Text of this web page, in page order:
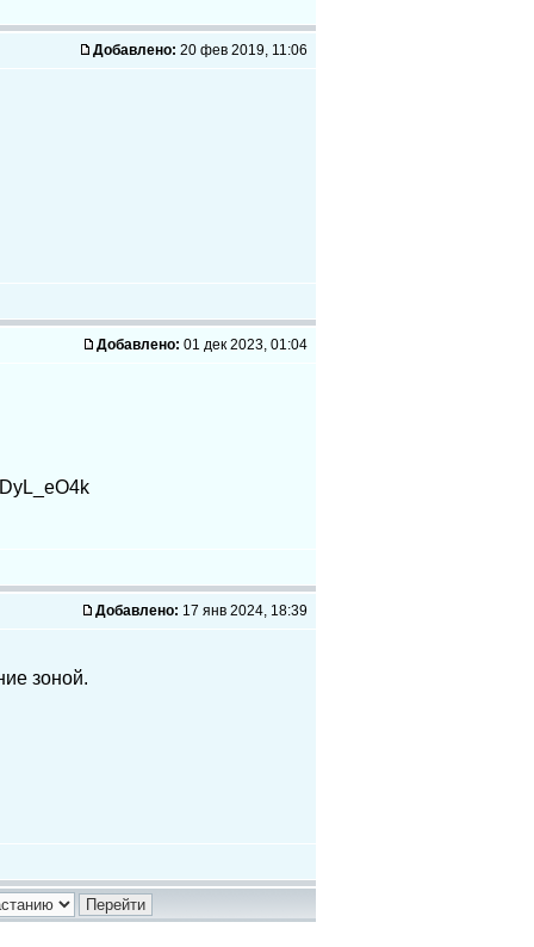
Добавлено: 20 фев 2019, 11:06
Добавлено: 01 дек 2023, 01:04
Добавлено: 17 янв 2024, 18:39
зоной.